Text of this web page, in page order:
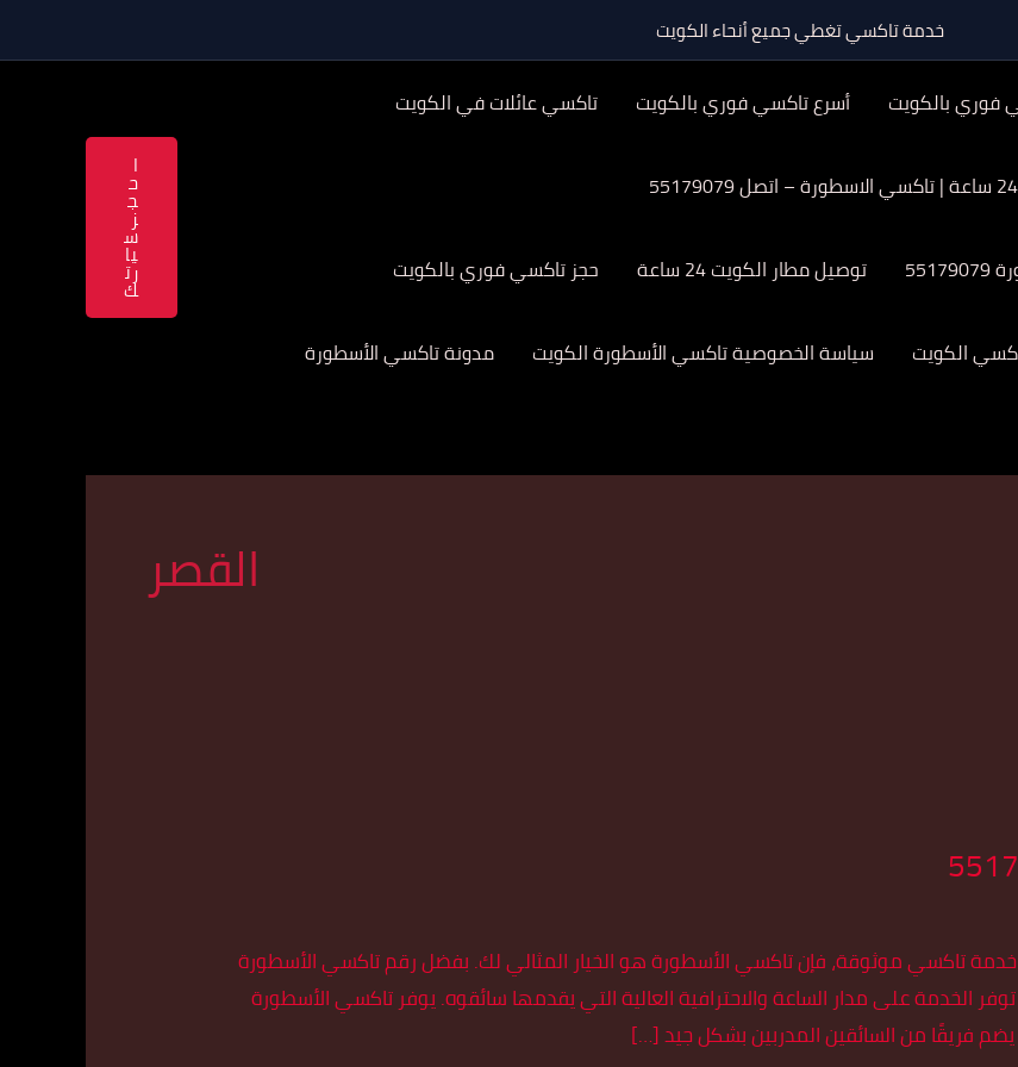
خدمة تاكسي تغطي جميع أنحاء الكويت
فوري بالكويت أسرع تاكسي فوري بالكويت تاكسي عائلات في الكويت
توصيل مطار الكويت 24 ساعة حجز تاكسي فوري بالكويت
الكويت سياسة الخصوصية تاكسي الأسطورة الكويت مدونة تاكسي الأسطورة
ا
ح
ج
ز
س
يا
رت
ك
القصر
تاكسي موثوقة، فإن تاكسي الأسطورة هو الخيار المثالي لك. بفضل رقم تاكسي الأسطورة
على توفر الخدمة على مدار الساعة والاحترافية العالية التي يقدمها سائقوه. يوفر تاكسي الأسطورة
فريقًا من السائقين المدربين بشكل جيد […]